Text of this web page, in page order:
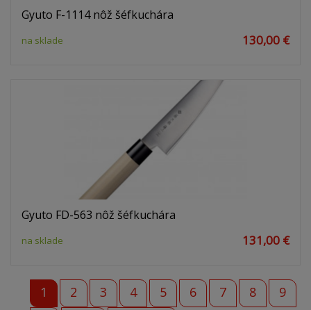
Gyuto F-1114 nôž šéfkuchára
na sklade 130,00 €
Gyuto FD-563 nôž šéfkuchára
na sklade 131,00 €
1 2 3 4 5 6 7 8
9